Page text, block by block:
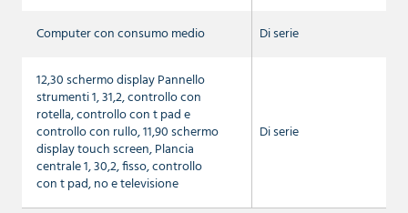
Computer con consumo medio Di serie
12,30 schermo display Pannello
strumenti 1, 31,2, controllo con
rotella, controllo con t pad e
controllo con rullo, 11,90 schermo
display touch screen, Plancia
centrale 1, 30,2, fisso, controllo
con t pad, no e televisione
Di serie